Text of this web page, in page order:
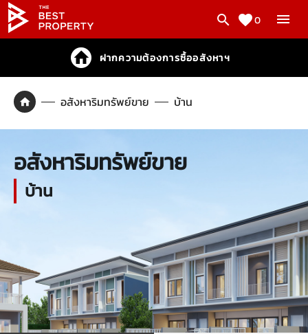
0
ฝากความต้องการซื้ออสังหาฯ
อสังหาริมทรัพย์ขาย บ้าน
อสังหาริมทรัพย์ขาย
บ้าน